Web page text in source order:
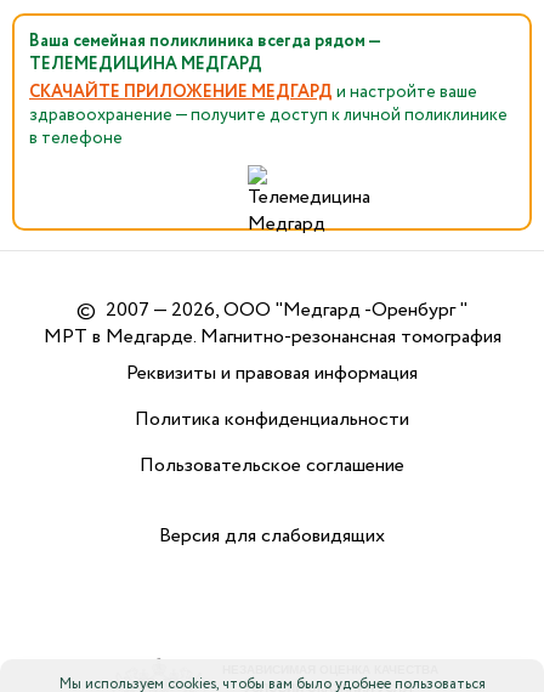
Ваша семейная поликлиника всегда рядом —
ТЕЛЕМЕДИЦИНА МЕДГАРД
СКАЧАЙТЕ ПРИЛОЖЕНИЕ МЕДГАРД и настройте ваше
здравоохранение — получите доступ к личной поликлинике
в телефоне
© 2007 — 2026, ООО "Медгард -Оренбург "
МРТ в Медгарде. Магнитно-резонансная томография
Реквизиты и правовая информация
Политика конфиденциальности
Пользовательское соглашение
Версия для слабовидящих
Мы используем cookies, чтобы вам было удобнее пользоваться